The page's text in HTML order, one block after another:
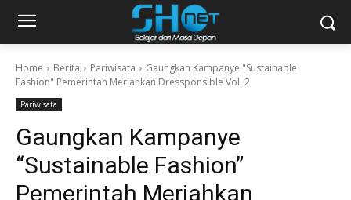
Home Berita Pariwisata
Gaungkan Kampanye "Sustainable
Fashion" Pemerintah Meriahkan Dressponsible Vol. 2
Pariwisata
Gaungkan Kampanye
“Sustainable Fashion”
Pemerintah Meriahkan